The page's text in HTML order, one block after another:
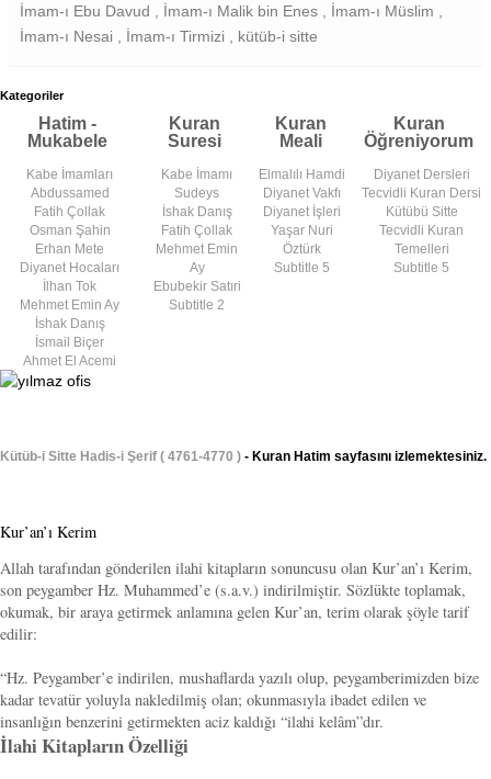
İmam-ı Ebu Davud , İmam-ı Malik bin Enes , İmam-ı Müslim ,
İmam-ı Nesai , İmam-ı Tirmizi , kütüb-i sitte
Kategoriler
Hatim -
Mukabele
Kuran
Suresi
Kuran
Meali
Kuran
Öğreniyorum
Kabe İmamları
Abdussamed
Fatih Çollak
Osman Şahin
Erhan Mete
Diyanet Hocaları
İlhan Tok
Mehmet Emin Ay
İshak Danış
İsmail Biçer
Ahmet El Acemi
Kabe İmamı
Sudeys
İshak Danış
Fatih Çollak
Mehmet Emin
Ay
Ebubekir Satıri
Subtitle 2
Elmalılı Hamdi
Diyanet Vakfı
Diyanet İşleri
Yaşar Nuri
Öztürk
Subtitle 5
Diyanet Dersleri
Tecvidli Kuran Dersi
Kütübü Sitte
Tecvidli Kuran
Temelleri
Subtitle 5
Kütüb-i Sitte Hadis-i Şerif ( 4761-4770 ) - Kuran Hatim sayfasını izlemektesiniz.
Kur’an’ı Kerim
Allah tarafından gönderilen ilahi kitapların sonuncusu olan Kur’an’ı Kerim,
son peygamber Hz. Muhammed’e (s.a.v.) indirilmiştir. Sözlükte toplamak,
okumak, bir araya getirmek anlamına gelen Kur’an, terim olarak şöyle tarif
edilir:
“Hz. Peygamber’e indirilen, mushaflarda yazılı olup, peygamberimizden bize
kadar tevatür yoluyla nakledilmiş olan; okunmasıyla ibadet edilen ve
insanlığın benzerini getirmekten aciz kaldığı “ilahi kelâm”dır.
İlahi Kitapların Özelliği